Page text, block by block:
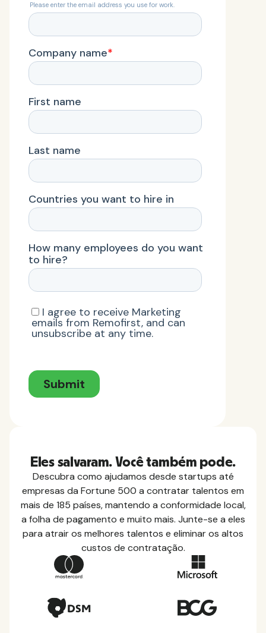
Eles salvaram. Você também pode.
Descubra como ajudamos desde startups até
empresas da Fortune 500 a contratar talentos em
mais de 185 países, mantendo a conformidade local,
a folha de pagamento e muito mais. Junte-se a eles
para atrair os melhores talentos e eliminar os altos
custos de contratação.